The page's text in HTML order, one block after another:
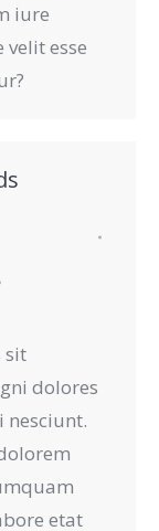
iure
esse
sit
dolores
nesciunt.
etat